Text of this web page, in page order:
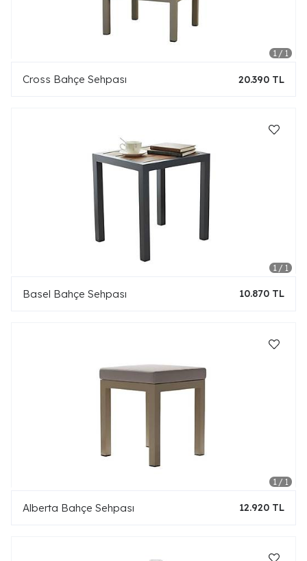
Cross Bahçe Sehpası 20.390 TL
Basel Bahçe Sehpası 10.870 TL
Alberta Bahçe Sehpası 12.920 TL